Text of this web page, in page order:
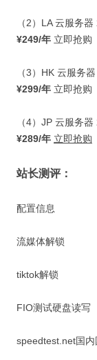
（2） LA云服务器
¥249/年 立即抢购
（3） HK 云服务器
¥299/年 立即抢购
（4） JP 云服务器
¥289/年 立即抢购
站长测评：
配置信息
流媒体解锁
tiktok解锁
FIO测试硬盘读写
speedtest.net国